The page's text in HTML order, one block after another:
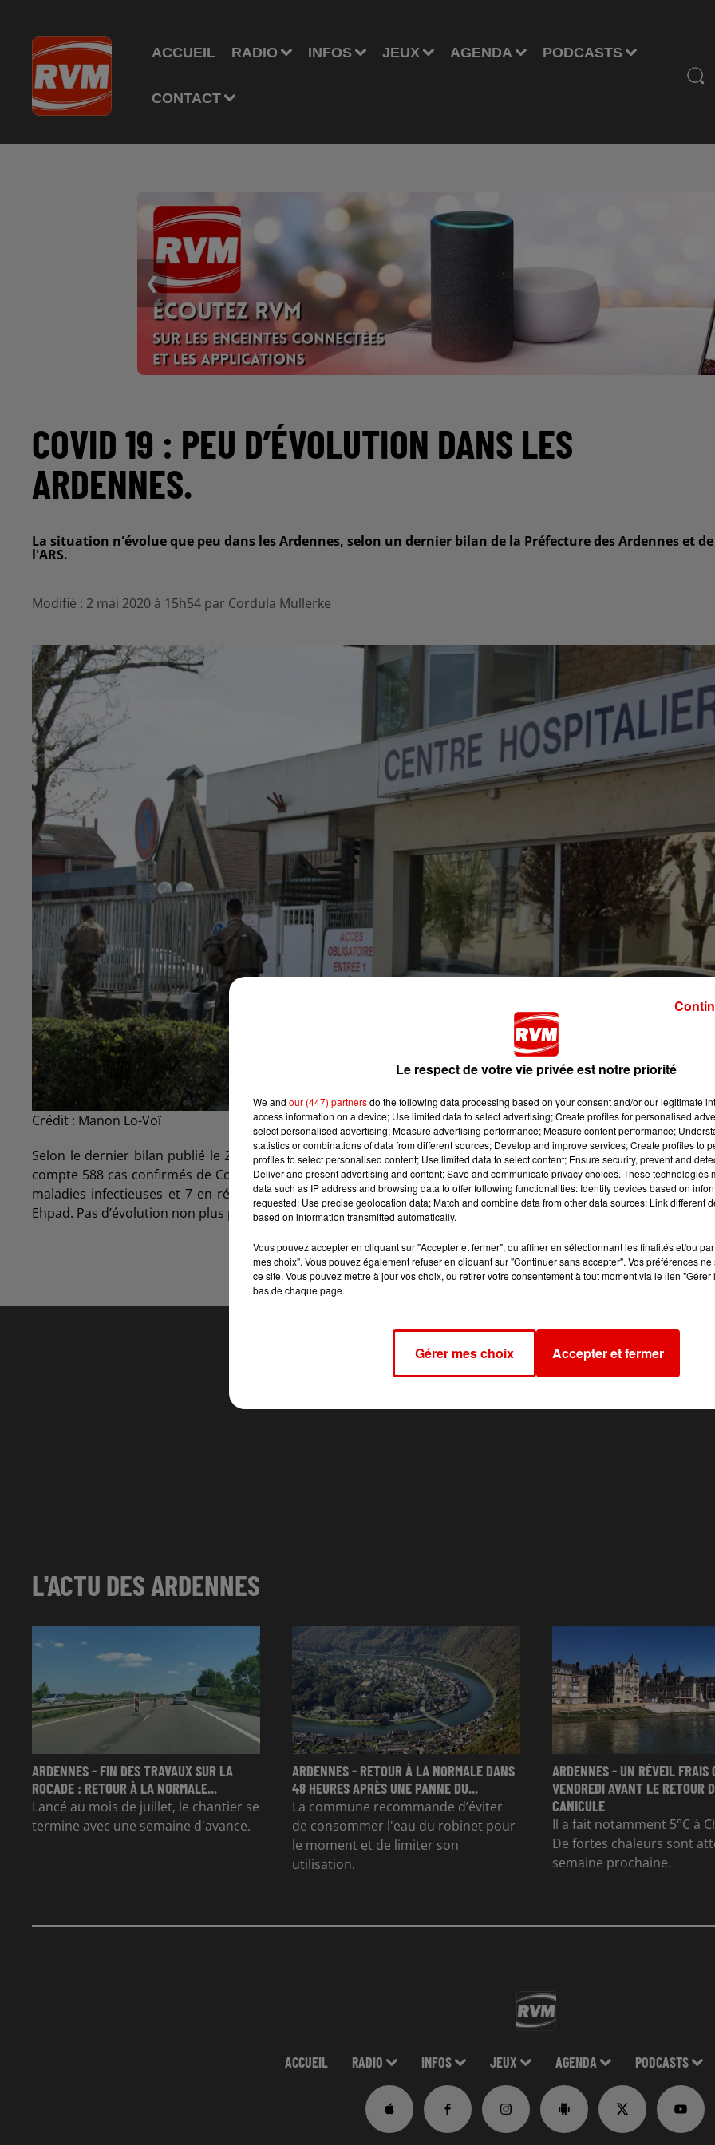
ACCUEIL RADIO INFOS JEUX AGENDA PODCASTS
CONTACT
❮
COVID 19 : PEU D’ÉVOLUTION DANS LES
ARDENNES.
La situation n'évolue que peu dans les Ardennes, selon un dernier bilan de la Préfecture des Ardennes et de
l'ARS.
Modifié : 2 mai 2020 à 15h54 par Cordula Mullerke
Crédit : Manon Lo-Voï
Selon le dernier bilan publié le 2 mai en début de soirée par la Préfecture des Ardennes et l’ARS, le
compte 588 cas confirmés de Covid 19, soit 7 de plus en 24 heures. 29 personnes sont hospitalisées en service
maladies infectieuses et 7 en réanimation, des chiffres stables. On déplore toujours 39 décès à l’hôpital et 8
Ehpad. Pas d’évolution non plus pour le nombre de personnes rentrées chez elles, elles sont 118.
L'ACTU DES ARDENNES
ARDENNES - FIN DES TRAVAUX SUR LA
ROCADE : RETOUR À LA NORMALE...
Lancé au mois de juillet, le chantier se
termine avec une semaine d'avance.
ARDENNES - RETOUR À LA NORMALE DANS
48 HEURES APRÈS UNE PANNE DU...
La commune recommande d’éviter
de consommer l'eau du robinet pour
le moment et de limiter son
utilisation.
ARDENNES - UN RÉVEIL FRAIS
VENDREDI AVANT LE RETOUR
CANICULE
Il a fait notamment 5°C à
De fortes chaleurs sont
semaine prochaine.
ACCUEIL RADIO INFOS JEUX AGENDA PODCASTS
Le respect de votre vie privée est notre priorité
We and our (447) partnersdo the following data processing based on your consent and/or our legitimate
access information on a device; Use limited data to select advertising; Create profiles for personalised
select personalised advertising; Measure advertising performance; Measure content performance;
statistics or combinations of data from different sources; Develop and improve services; Create profiles to
profiles to select personalised content; Use limited data to select content; Ensure security, prevent and
Deliver and present advertising and content; Save and communicate privacy choices. These technologies
data such as IP address and browsing data to offer following functionalities: Identify devices based on
requested; Use precise geolocation data; Match and combine data from other data sources; Link different
based on information transmitted automatically.
Vous pouvez accepter en cliquant sur "Accepter et fermer", ou affiner en sélectionnant les finalités et/ou
mes choix". Vous pouvez également refuser en cliquant sur "Continuer sans accepter". Vos préférences
ce site. Vous pouvez mettre à jour vos choix, ou retirer votre consentement à tout moment via le lien
bas de chaque page.
Gérer mes choix Accepter et fermer